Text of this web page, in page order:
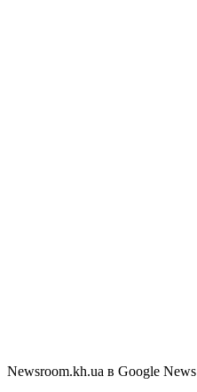
Newsroom.kh.ua в Google News